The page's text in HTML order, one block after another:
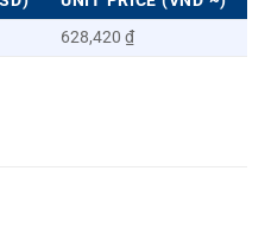
628,420 ₫